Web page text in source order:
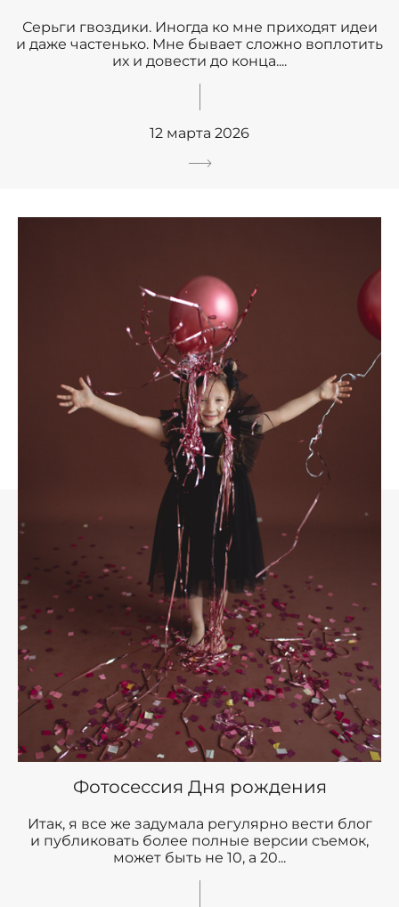
Серьги гвоздики. Иногда ко мне приходят идеи
и даже частенько. Мне бывает сложно воплотить
их и довести до конца....
12 марта 2026
Фотосессия Дня рождения
Итак, я все же задумала регулярно вести блог
и публиковать более полные версии съемок,
может быть не 10, а 20...